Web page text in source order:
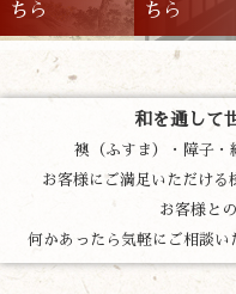
ちら
ちら
和を通して
襖（ふすま）・障子・
お客様にご満足いただける
お客様と
何かあったら気軽にご相談い